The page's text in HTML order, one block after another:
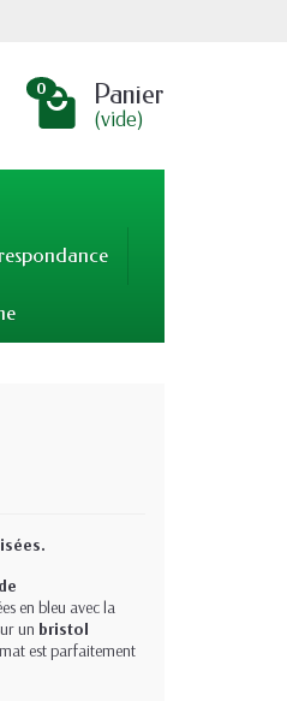
0 Panier
(vide)
en bleu avec la
un bristol
est parfaitement